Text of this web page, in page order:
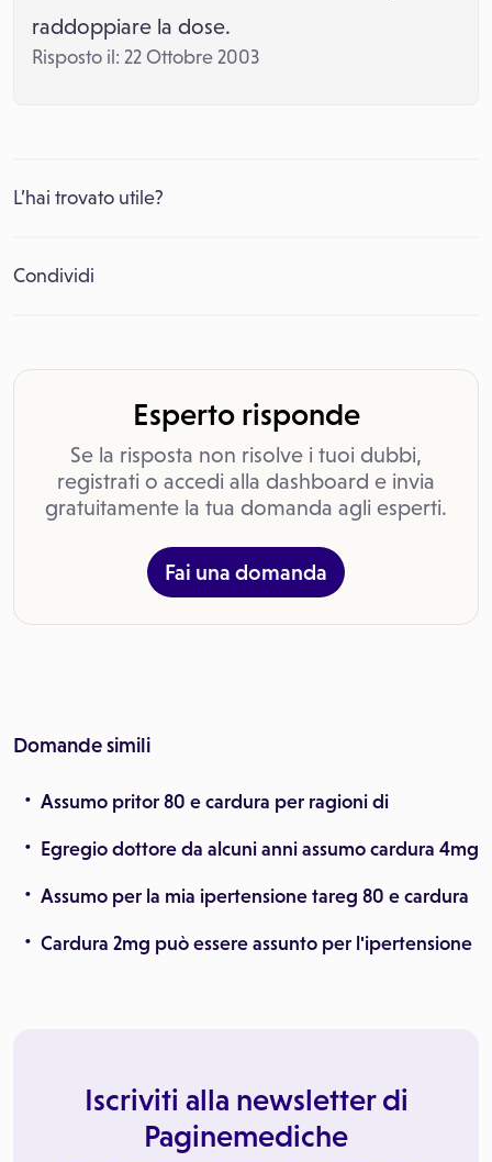
raddoppiare la dose.
Risposto il: 22 Ottobre 2003
L’hai trovato utile?
Condividi
Esperto risponde
Se la risposta non risolve i tuoi dubbi,
registrati o accedi alla dashboard e invia
gratuitamente la tua domanda agli esperti.
Fai una domanda
Domande simili
Assumo pritor 80 e cardura per ragioni di
Egregio dottore da alcuni anni assumo cardura 4mg
Assumo per la mia ipertensione tareg 80 e cardura
Cardura 2mg può essere assunto per l'ipertensione
Iscriviti alla newsletter di
Paginemediche